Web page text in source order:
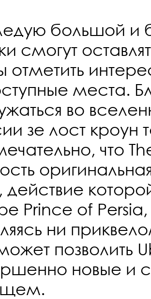
большой и
смогут
отметить
места.
во
зе лост кроун
что
действие
Prince of
ни
позволить
новые и